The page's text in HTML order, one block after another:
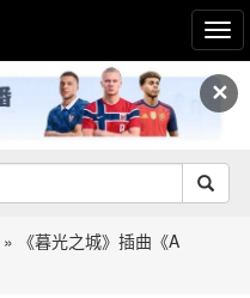
✕
» 《暮光之城》插曲《A